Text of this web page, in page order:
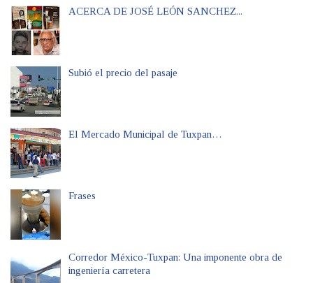
ACERCA DE JOSÉ LEÓN SANCHEZ...
Subió el precio del pasaje
El Mercado Municipal de Tuxpan…
Frases
Corredor México-Tuxpan: Una imponente obra de
ingeniería carretera